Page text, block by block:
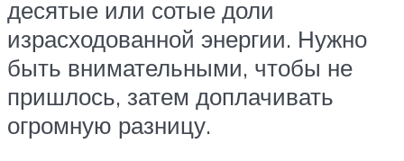
десятые или сотые доли
израсходованной энергии. Нужно
быть внимательными, чтобы не
пришлось, затем доплачивать
огромную разницу.